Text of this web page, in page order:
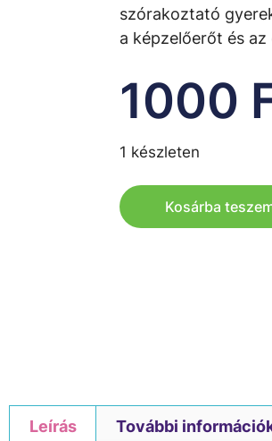
szórakoztató
a képzelőerőt és
1000
1 készleten
Kosárba
Leírás További